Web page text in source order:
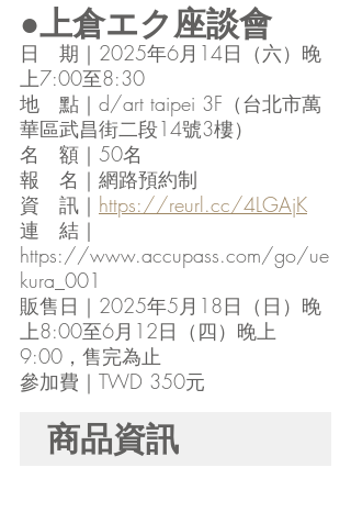
●上倉エク座談會
日　期｜2025年6月14日（六）晚
上7:00至8:30
地　點｜d/art taipei 3F（台北市萬
華區武昌街二段14號3樓）
名　額｜50名
報　名｜網路預約制
資   訊｜ https://reurl.cc/4LGAjK
連   結｜
https://www.accupass.com/go/ue
kura_001
販售日｜ 2025年5月18日（日）晚
上8:00至6月12日（四）晚上
9:00，售完為止
參加費｜TWD 350元
商品資訊